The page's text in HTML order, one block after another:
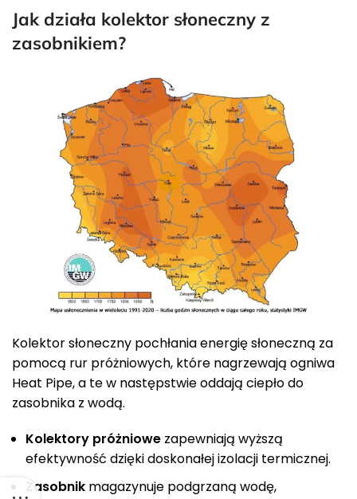
Jak działa kolektor słoneczny z
zasobnikiem?
Kolektor słoneczny pochłania energię słoneczną za
pomocą rur próżniowych, które nagrzewają ogniwa
Heat Pipe, a te w następstwie oddają ciepło do
zasobnika z wodą.
Kolektory próżniowe zapewniają wyższą
efektywność dzięki doskonałej izolacji termicznej.
Zasobnik magazynuje podgrzaną wodę,